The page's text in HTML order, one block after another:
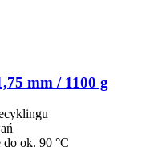
mm / 1100 g
do ok. 90 °C